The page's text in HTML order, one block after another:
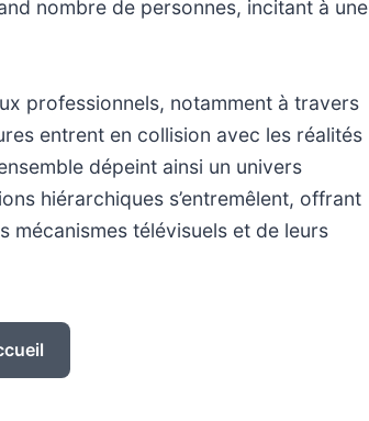
nombre de personnes, incitant à une
professionnels, notamment à travers
entrent en collision avec les réalités
dépeint ainsi un univers
hiérarchiques s’entremêlent, offrant
mécanismes télévisuels et de leurs